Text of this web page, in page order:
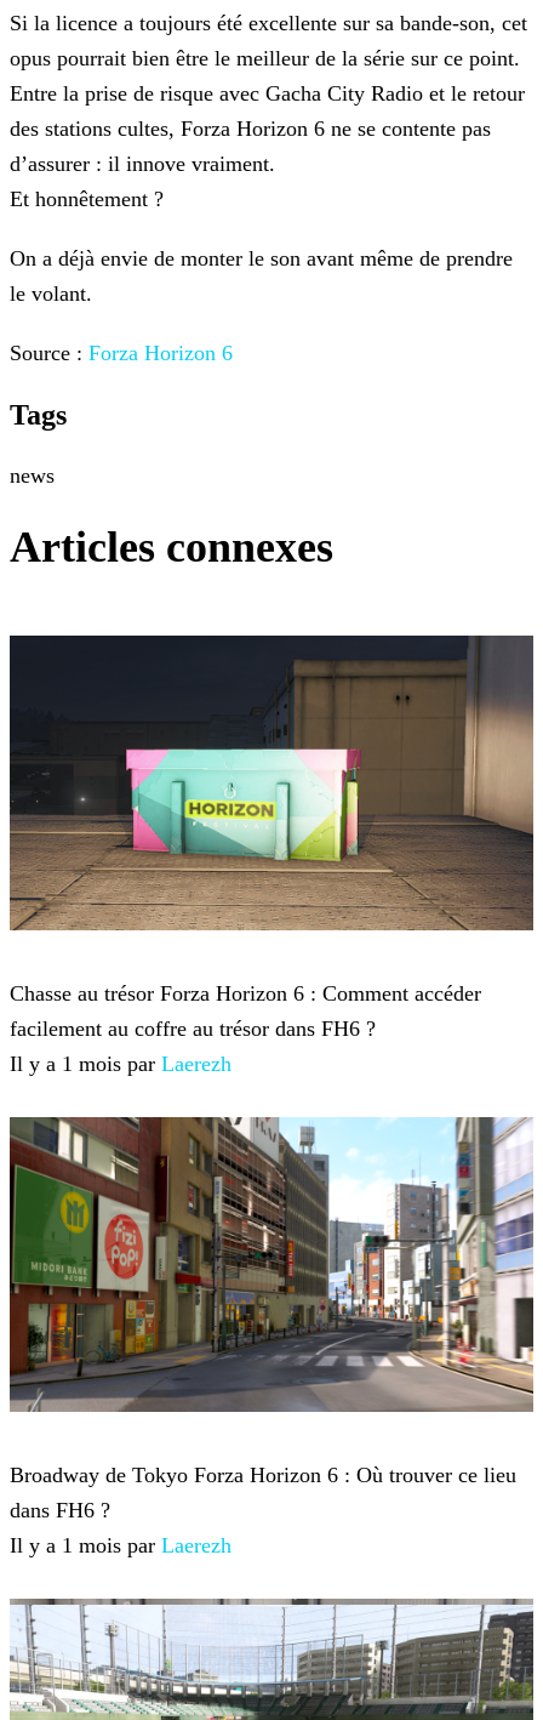
Si la licence a toujours été excellente sur sa bande-son, cet
opus pourrait bien être le meilleur de la série sur ce point.
Entre la prise de risque avec Gacha City Radio et le retour
des stations cultes, Forza Horizon 6 ne se contente pas
d’assurer : il innove vraiment.
Et honnêtement ?
On a déjà envie de monter le son avant même de prendre
le volant.
Source : Forza Horizon 6
Tags
news
Articles connexes
Chasse au trésor Forza Horizon 6 : Comment accéder
facilement au coffre au trésor dans FH6 ?
Il y a 1 mois par Laerezh
Broadway de Tokyo Forza Horizon 6 : Où trouver ce lieu
dans FH6 ?
Il y a 1 mois par Laerezh